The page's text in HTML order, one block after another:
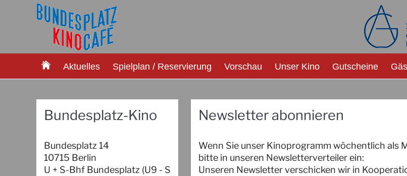
Aktuelles Spielplan / Reservierung Vorschau Unser Kino Gutscheine
Bundesplatz-Kino
Bundesplatz 14
10715 Berlin
U + S-Bhf Bundesplatz (U9 - S
Newsletter abonnieren
Wenn Sie unser Kinoprogramm wöchentlich als
bitte in unseren Newsletterverteiler ein:
Unseren Newsletter verschicken wir in